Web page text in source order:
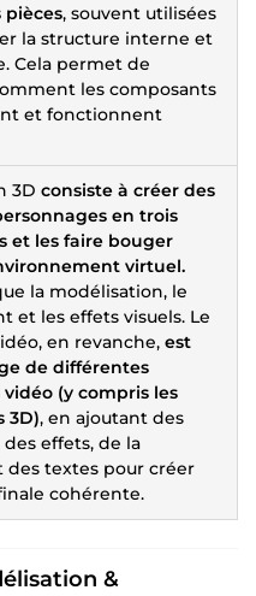
, souvent utilisées
la structure interne et
Cela permet de
les composants
et fonctionnent
3D consiste à créer des
en trois
et les faire bouger
virtuel.
la modélisation, le
et les effets visuels. Le
en revanche, est
de différentes
(y compris les
3D), en ajoutant des
effets, de la
des textes pour créer
cohérente.
&